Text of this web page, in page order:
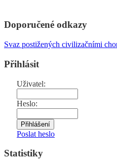
Doporučené odkazy
Svaz postižených civilizačními
Přihlásit
Uživatel:
Heslo:
Poslat heslo
Statistiky